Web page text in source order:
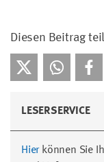
Diesen Beitrag
LESERSERVICE
Hier können Sie